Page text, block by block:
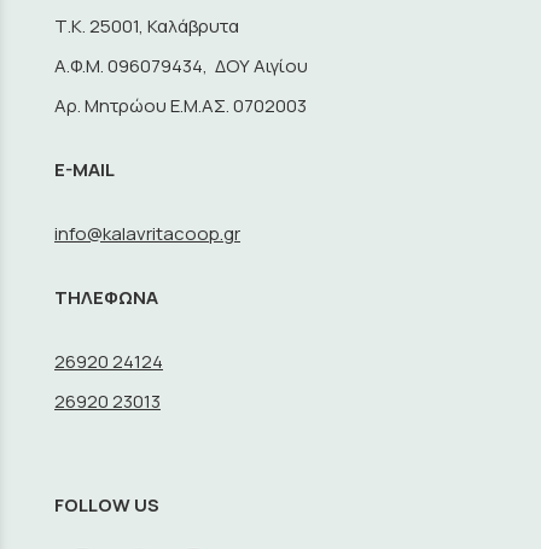
Τ.Κ. 25001, Καλάβρυτα
A.Φ.Μ. 096079434, ΔΟΥ Αιγίου
Αρ. Μητρώου Ε.Μ.ΑΣ. 0702003
E-MAIL
info@kalavritacoop.gr
ΤΗΛΕΦΩΝΑ
26920 24124
26920 23013
FOLLOW US